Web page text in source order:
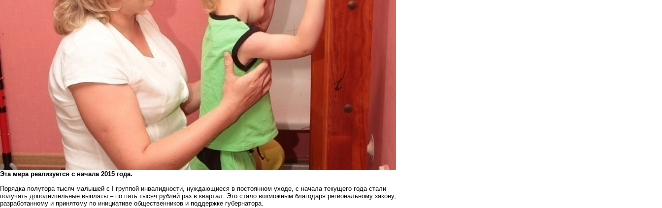
Эта мера реализуется с начала 2015 года.
Порядка полутора тысяч малышей с I группой инвалидности, нуждающиеся в постоянном уходе, с начала текущего года стали
получать дополнительные выплаты – по пять тысяч рублей раз в квартал. Это стало возможным благодаря региональному закону,
разработанному и принятому по инициативе общественников и поддержке губернатора.